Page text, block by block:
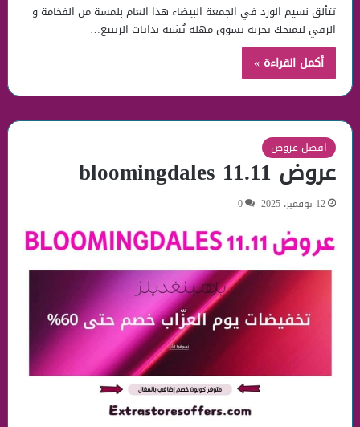
تتألق نسيم الورد في الجمعة البيضاء هذا العام بلمسة من الفخامة و
الرقي لتمنحك تجربة تسوق مهلة تُشبه بدايات الريبيع…
أكمل القراءة »
افضل عروض
عروض bloomingdales 11.11
12 نوفمبر، 2025 0